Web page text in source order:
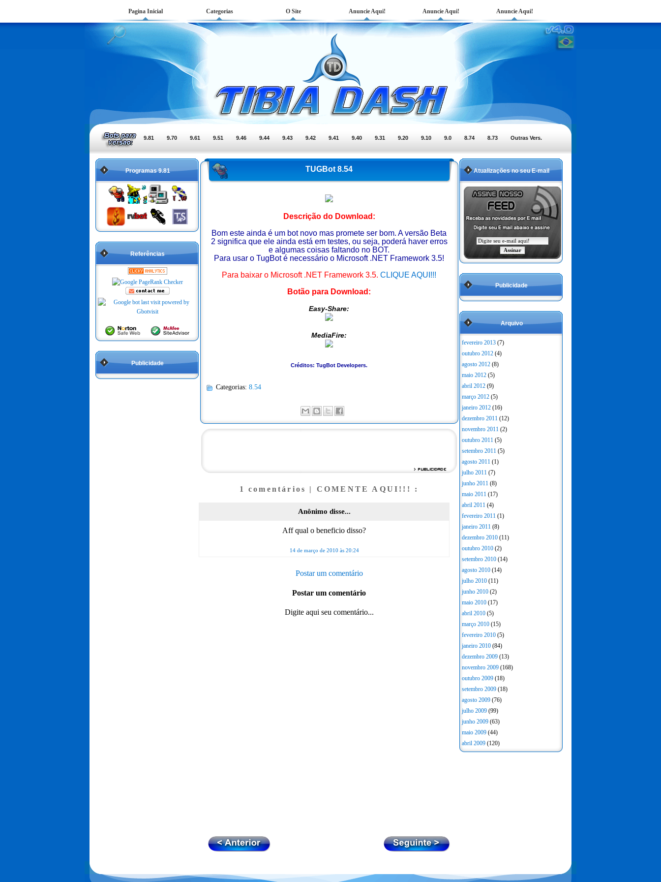
Pagina Inicial Categorias O Site Anuncie Aqui! Anuncie Aqui! Anuncie Aqui!
9.81 9.70 9.61 9.51 9.46 9.44 9.43 9.42 9.41 9.40 9.31 9.20 9.10 9.0 8.74 8.73 Outras Vers.
Programas 9.81
Referências
Publicidade
TUGBot 8.54
Descrição do Download:
Bom este ainda é um bot novo mas promete ser bom. A versão Beta
2 significa que ele ainda está em testes, ou seja, poderá haver erros
e algumas coisas faltando no BOT.
Para usar o TugBot é necessário o Microsoft .NET Framework 3.5!
Para baixar o Microsoft .NET Framework 3.5. CLIQUE AQUI!!!
Botão para Download:
Easy-Share:
MediaFire:
Créditos: TugBot Developers.
Categorias: 8.54
1 comentários | COMENTE AQUI!!! :
Anônimo disse...
Aff qual o beneficio disso?
14 de março de 2010 às 20:24
Postar um comentário
Postar um comentário
Digite aqui seu comentário...
Atualizações no seu E-mail
Publicidade
Arquivo
fevereiro 2013 (7)
outubro 2012 (4)
agosto 2012 (8)
maio 2012 (5)
abril 2012 (9)
março 2012 (5)
janeiro 2012 (16)
dezembro 2011 (12)
novembro 2011 (2)
outubro 2011 (5)
setembro 2011 (5)
agosto 2011 (1)
julho 2011 (7)
junho 2011 (8)
maio 2011 (17)
abril 2011 (4)
fevereiro 2011 (1)
janeiro 2011 (8)
dezembro 2010 (11)
outubro 2010 (2)
setembro 2010 (14)
agosto 2010 (14)
julho 2010 (11)
junho 2010 (2)
maio 2010 (17)
abril 2010 (5)
março 2010 (15)
fevereiro 2010 (5)
janeiro 2010 (84)
dezembro 2009 (13)
novembro 2009 (168)
outubro 2009 (18)
setembro 2009 (18)
agosto 2009 (76)
julho 2009 (99)
junho 2009 (63)
maio 2009 (44)
abril 2009 (120)